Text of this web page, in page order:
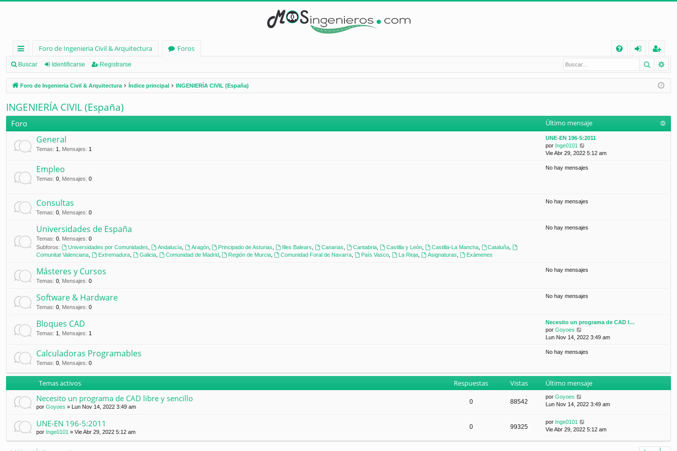
nl
ac
es
rá
pi
d
Foro de Ingenieria Civil & Arquitectura
Foros
Q
nt
ifi
eg
ist
ra
Buscar Identificarse Registrarse Buscar
Foro de Ingenieria Civil & Arquitectura Índice principal INGENIERÍA CIVIL (España)
INGENIERÍA CIVIL (España)
Foro Último mensaje
General
Temas: 1 Mensajes: 1
UNE-EN 196-5:2011
por Inge0101
e
ú
o
n
Vie Abr 29, 2022 5:12 am
Empleo
Temas: 0 Mensajes: 0
No hay mensajes
Consultas
Temas: 0 Mensajes: 0
No hay mensajes
Universidades de España
Temas: 0 Mensajes: 0
Subforos:
Universidades por Comunidades Andalucía, Aragón, Principado de Asturias Illes Balears Canarias Cantabria, Castilla y León, Castilla-La Mancha, Cataluña
Comunitat Valenciana
Extremadura, Galicia, Comunidad de Madrid, Región de Murcia Comunidad Foral de Navarra País Vasco La Rioja, Asignaturas Exámenes
No hay mensajes
Másteres y Cursos
Temas: 0 Mensajes: 0
No hay mensajes
Software & Hardware
Temas: 0 Mensajes: 0
No hay mensajes
Bloques CAD
Temas: 1 Mensajes: 1
Necesito un programa de CAD l…
por Goyoes
e
ú
i
m
o
e
s
a
e
Lun Nov 14, 2022 3:49 am
Calculadoras Programables
Temas: 0 Mensajes: 0
No hay mensajes
Temas activos Respuestas Vistas Último mensaje
Necesito un programa de CAD libre y sencillo
por Goyoes » Lun Nov 14, 2022 3:49 am
0 88542
por Goyoes
Lun Nov 14, 2022 3:49 am
UNE-EN 196-5:2011
por Inge0101 » Vie Abr 29, 2022 5:12 am
0 99325
por Inge0101
Vie Abr 29, 2022 5:12 am